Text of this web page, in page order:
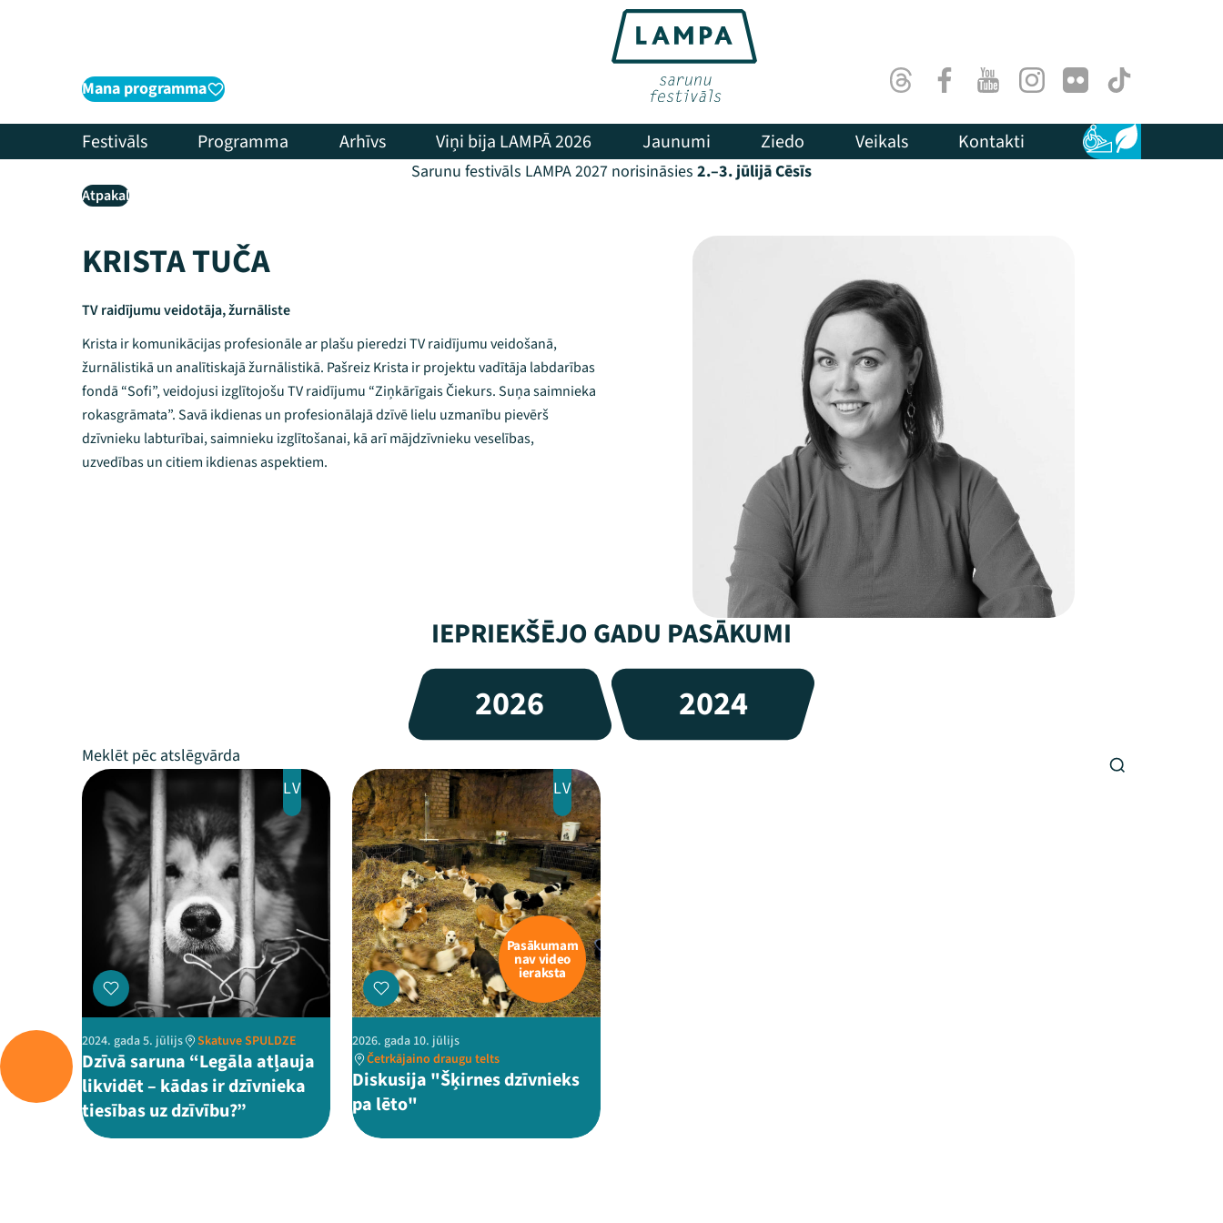
Mana programma ThreadsFacebookYoutubeInstagram
Flick TikTok
Festivāls Programma Arhīvs Viņi bija LAMPĀ 2026 Jaunumi Ziedo Veikals Kontakti Pieejamība
Ilgtspēja
Sarunu festivāls LAMPA 2027 norisināsies 2.–3. jūlijā Cēsīs
Atpakaļ
KRISTA TUČA
TV raidījumu veidotāja, žurnāliste
Krista ir komunikācijas profesionāle ar plašu pieredzi TV raidījumu veidošanā,
žurnālistikā un analītiskajā žurnālistikā. Pašreiz Krista ir projektu vadītāja labdarības
fondā “Sofi”, veidojusi izglītojošu TV raidījumu “Ziņkārīgais Čiekurs. Suņa saimnieka
rokasgrāmata”. Savā ikdienas un profesionālajā dzīvē lielu uzmanību pievērš
dzīvnieku labturībai, saimnieku izglītošanai, kā arī mājdzīvnieku veselības,
uzvedības un citiem ikdienas aspektiem.
IEPRIEKŠĒJO GADU PASĀKUMI
2026 2024
LV
2024. gada 5. jūlijs Skatuve SPULDZE
Dzīvā saruna “Legāla atļauja
likvidēt – kādas ir dzīvnieka
tiesības uz dzīvību?”
LV
Pasākumam
nav video
ieraksta
2026. gada 10. jūlijs
Četrkājaino draugu telts
Diskusija "Šķirnes dzīvnieks
pa lēto"